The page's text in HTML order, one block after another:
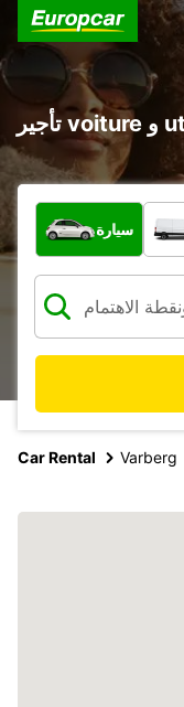
ما نوع المركبة؟
سيارة
Car Rental Varberg